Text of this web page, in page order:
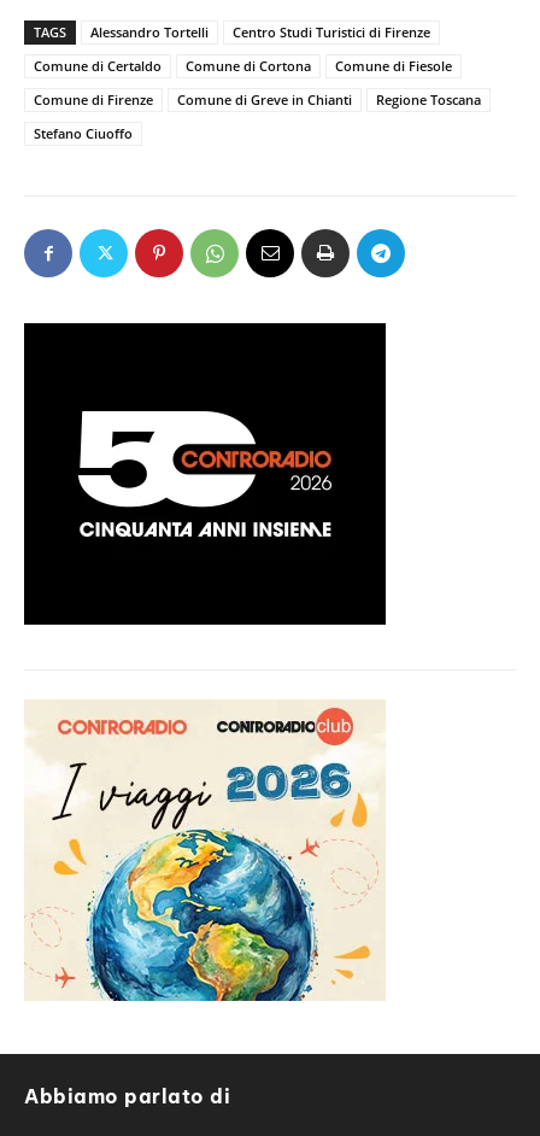
TAGS Alessandro Tortelli
Centro Studi Turistici di Firenze
Comune di Certaldo
Comune di Cortona
Comune di Fiesole
Comune di Firenze
Comune di Greve in Chianti
Regione Toscana
Stefano Ciuoffo
Abbiamo parlato di